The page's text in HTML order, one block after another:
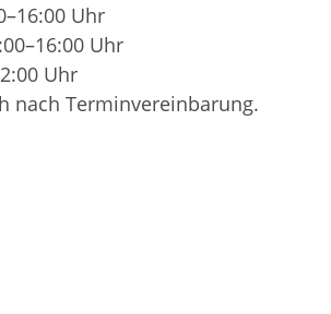
Uhr
Uhr
Uhr
nach Terminvereinbarung.